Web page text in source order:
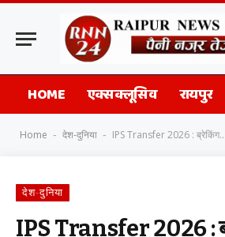
HOME एक्सक्लूसिव रायपुर
Home - देश-दुनिया - IPS Transfer 2026 : ब्रेकिंग…9 IPS अधिकारियों के
देश-दुनिया
IPS Transfer 2026 :